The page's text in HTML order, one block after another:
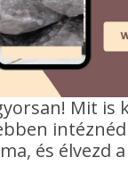
Mit
és élvezd